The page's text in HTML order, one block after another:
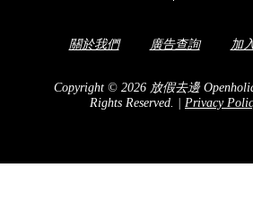
關於我們 廣告查詢 加
Copyright © 2026 放假去邊
Rights Reserved.
Privacy